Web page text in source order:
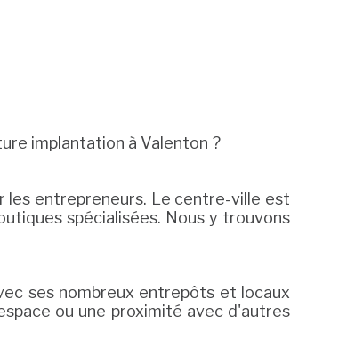
implantation à Valenton ?
les entrepreneurs. Le centre-ville est
spécialisées. Nous y trouvons
ses nombreux entrepôts et locaux
ou une proximité avec d'autres